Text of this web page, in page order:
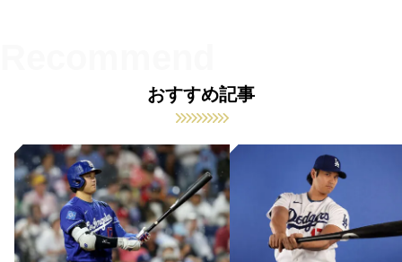
おすすめ記事